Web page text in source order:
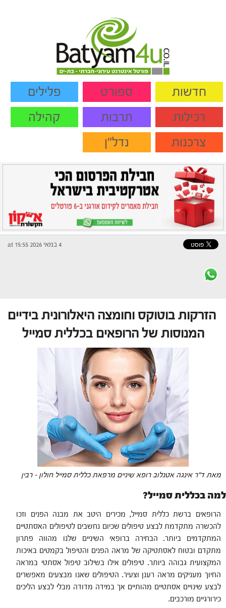
חדשות ספורט
פלילים
רכילות
תרבות
קהילה
צרכנות
נדל"ן
4 במאי 2026 at 15:55
הזרקות בוטוקס וחומצה היאלורונית בידיים
המנוסות של הרופאים בכללית סמייל
מאת ד"ר אינגה אטנלוב רופא שיניים מרפאת כללית סמייל חולון – רבין
למה בכללית סמייל?
הרופאים ברשת כללית סמייל, מכירים היטב את מבנה הפנים וזכו
להכשרה מתקדמת לבצע טיפולים שכיום נחשבים לטיפולים האסתטיים
המתקדמים ביותר‏. הבחירה ברופאי השיניים שלנו מהווה פתרון
מתקדם ובטוח לאסתטיקה של מראה הפנים והטיפול בקמטים באיכות
המקצועית גבוהה ביותר. טיפולים אילו בשילוב טיפול אסתטי במראה
החיוך מעניקים מראה רענן וצעיר. הטיפולים שאנו מבצעים מאפשרים
לבצע שינויים אסתטיים מהותיים אך במידה ‏מדודה ‏מבלי ‏לבצע הליכים
כירורגיים מורכבים‎.‎